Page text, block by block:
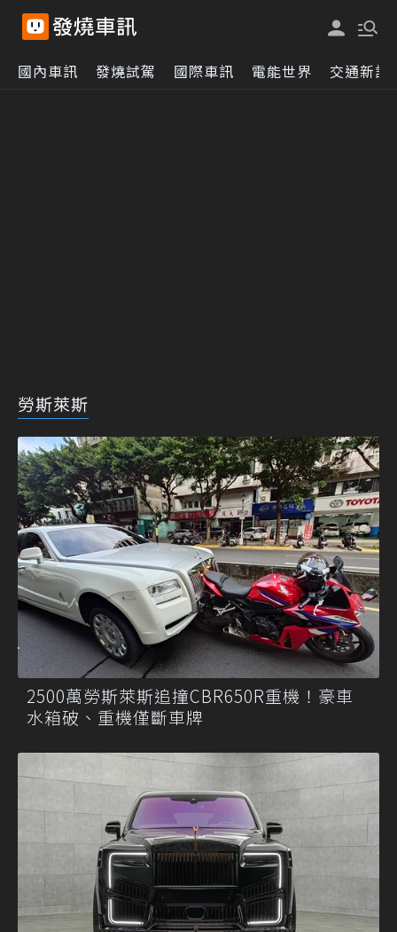
國內車訊 發燒試駕 國際車訊 電能世界 交通新訊
勞斯萊斯
2500萬勞斯萊斯追撞CBR650R重機！豪車
水箱破、重機僅斷車牌